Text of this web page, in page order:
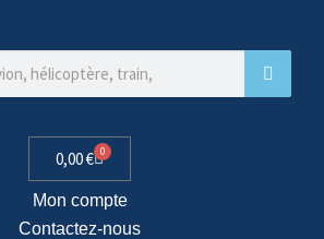
0,00€ 0
Mon compte
Contactez-nous